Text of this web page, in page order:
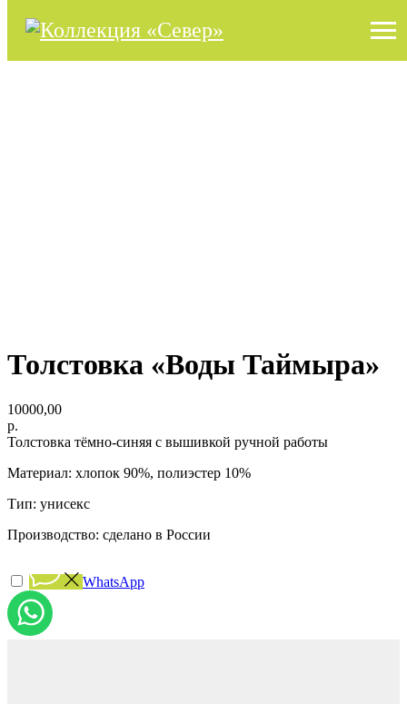
Толстовка «Воды Таймыра»
10000,00
р.
Толстовка тёмно-синяя с вышивкой ручной работы
Материал: хлопок 90%, полиэстер 10%
Тип: унисекс
Производство: сделано в России
WhatsApp